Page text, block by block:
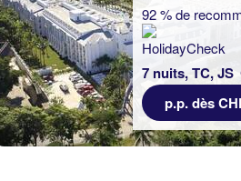
92 % de
7 nuits, TC, JS
p.p. dès